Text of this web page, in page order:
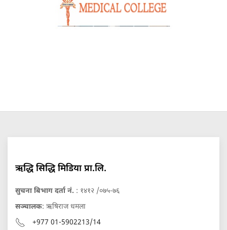
ऋद्धि सिद्धि मिडिया प्रा.लि.
सुचना बिभाग दर्ता नं. : १४१२ /०७५-७६
सञ्चालक: ऋषिराज धमला
+977 01-5902213/14